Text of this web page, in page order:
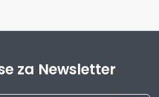
za Newsletter